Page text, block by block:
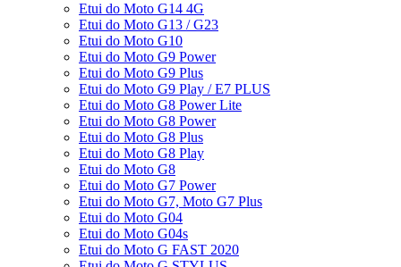
Etui do Moto G14 4G
Etui do Moto G13 / G23
Etui do Moto G10
Etui do Moto G9 Power
Etui do Moto G9 Plus
Etui do Moto G9 Play / E7 PLUS
Etui do Moto G8 Power Lite
Etui do Moto G8 Power
Etui do Moto G8 Plus
Etui do Moto G8 Play
Etui do Moto G8
Etui do Moto G7 Power
Etui do Moto G7, Moto G7 Plus
Etui do Moto G04
Etui do Moto G04s
Etui do Moto G FAST 2020